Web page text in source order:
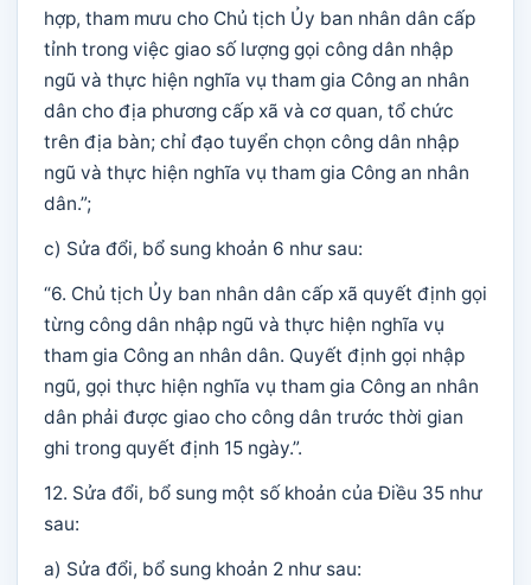
hợp, tham mưu cho Chủ tịch Ủy ban nhân dân cấp
tỉnh trong việc giao số lượng gọi công dân nhập
ngũ và thực hiện nghĩa vụ tham gia Công an nhân
dân cho địa phương cấp xã và cơ quan, tổ chức
trên địa bàn; chỉ đạo tuyển chọn công dân nhập
ngũ và thực hiện nghĩa vụ tham gia Công an nhân
dân.”;
c) Sửa đổi, bổ sung khoản 6 như sau:
“6. Chủ tịch Ủy ban nhân dân cấp xã quyết định gọi
từng công dân nhập ngũ và thực hiện nghĩa vụ
tham gia Công an nhân dân. Quyết định gọi nhập
ngũ, gọi thực hiện nghĩa vụ tham gia Công an nhân
dân phải được giao cho công dân trước thời gian
ghi trong quyết định 15 ngày.”.
12. Sửa đổi, bổ sung một số khoản của Điều 35 như
sau:
a) Sửa đổi, bổ sung khoản 2 như sau: